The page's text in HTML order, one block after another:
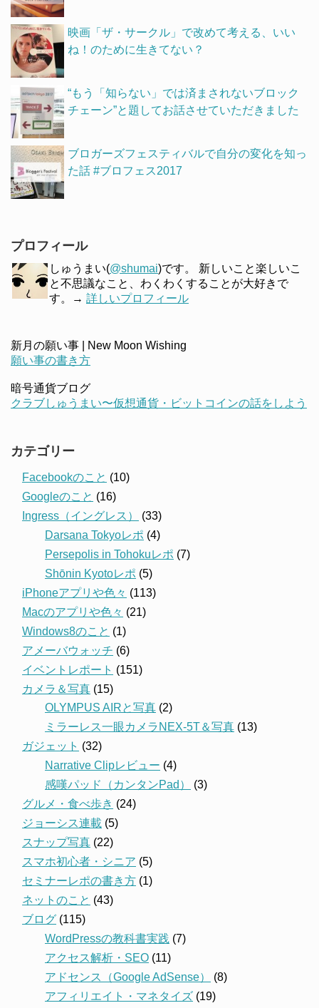
映画「ザ・サークル」で改めて考える、いい
ね！のために生きてない？
“もう「知らない」では済まされないブロック
チェーン”と題してお話させていただきました
ブロガーズフェスティバルで自分の変化を知っ
た話 #ブロフェス2017
プロフィール
しゅうまい(@shumai)です。 新しいこと楽しいこ
と不思議なこと、わくわくすることが大好きで
す。→ 詳しいプロフィール
新月の願い事 | New Moon Wishing
願い事の書き方
暗号通貨ブログ
クラブしゅうまい〜仮想通貨・ビットコインの話をしよう
カテゴリー
Facebookのこと (10)
Googleのこと (16)
Ingress（イングレス）
(33)
Darsana Tokyoレポ (4)
Persepolis in Tohokuレポ (7)
Shōnin Kyotoレポ (5)
iPhoneアプリや色々 (113)
Macのアプリや色々 (21)
Windows8のこと (1)
アメーバウォッチ (6)
イベントレポート (151)
カメラ＆写真 (15)
OLYMPUS AIRと写真 (2)
ミラーレス一眼カメラNEX-5T＆写真 (13)
ガジェット (32)
Narrative Clipレビュー (4)
感嘆パッド（カンタンPad）
(3)
グルメ・食べ歩き (24)
ジョーシス連載 (5)
スナップ写真 (22)
スマホ初心者・シニア (5)
セミナーレポの書き方 (1)
ネットのこと (43)
ブログ (115)
WordPressの教科書実践 (7)
アクセス解析・SEO (11)
アドセンス（Google AdSense）
(8)
アフィリエイト・マネタイズ (19)